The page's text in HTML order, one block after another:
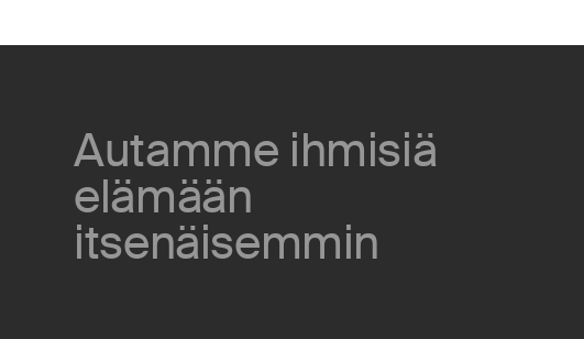
Autamme ihmisiä
elämään
itsenäisemmin